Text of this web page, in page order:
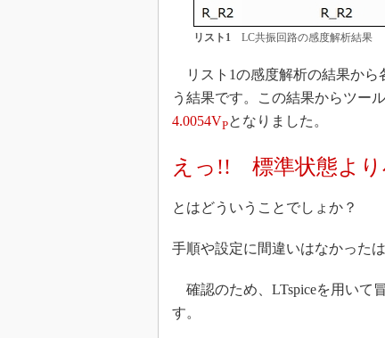
リスト1 LC共振回路の感度解析結果
リスト1の感度解析の結果から
う結果です。この結果からツー
4.0054VPとなりました。
えっ!! 標準状態より
とはどういうことでしょか？
手順や設定に間違いはなかった
確認のため、LTspiceを用いて
す。